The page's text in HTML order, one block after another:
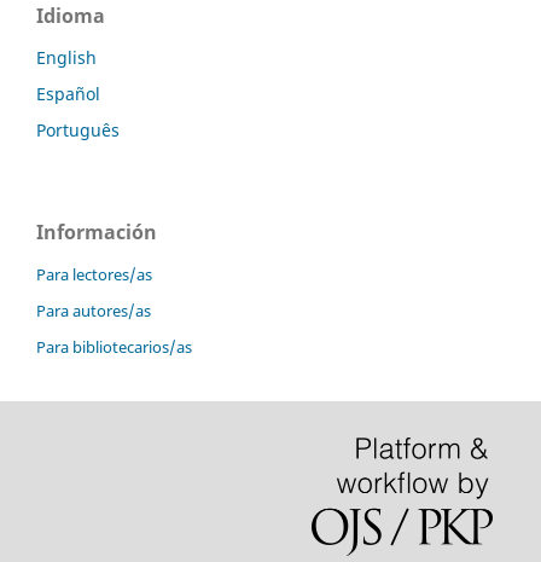
Idioma
English
Español
Português
Información
Para lectores/as
Para autores/as
Para bibliotecarios/as